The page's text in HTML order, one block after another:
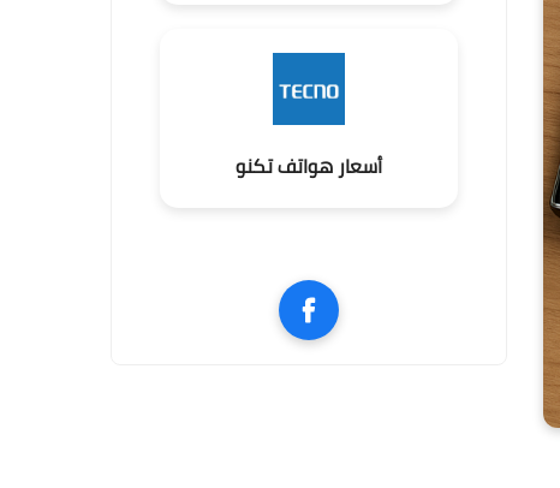
أسعار هواتف تكنو